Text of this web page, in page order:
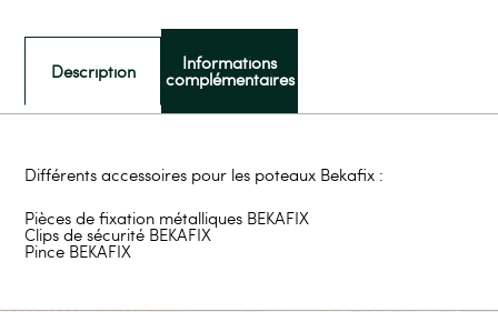
Description Informations
complémentaires
Différents accessoires pour les poteaux Bekafix :
Pièces de fixation métalliques BEKAFIX
Clips de sécurité BEKAFIX
Pince BEKAFIX